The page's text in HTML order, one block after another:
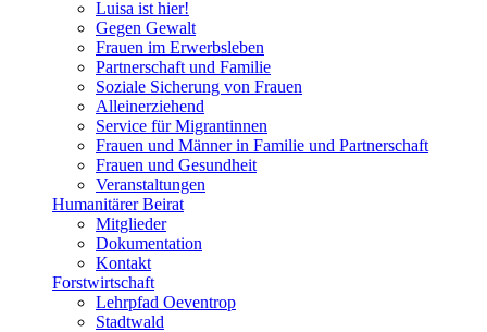
Luisa ist hier!
Gegen Gewalt
Frauen im Erwerbsleben
Partnerschaft und Familie
Soziale Sicherung von Frauen
Alleinerziehend
Service für Migrantinnen
Frauen und Männer in Familie und Partnerschaft
Frauen und Gesundheit
Veranstaltungen
Humanitärer Beirat
Mitglieder
Dokumentation
Kontakt
Forstwirtschaft
Lehrpfad Oeventrop
Stadtwald